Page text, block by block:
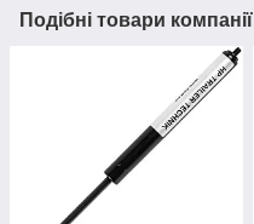
Подібні товари компанії